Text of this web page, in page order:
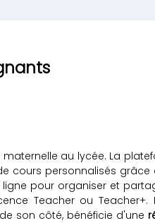
au lycée. La
cours personnalisés
pour organiser et
Teacher ou Teacher+.
son côté, bénéficie d'une